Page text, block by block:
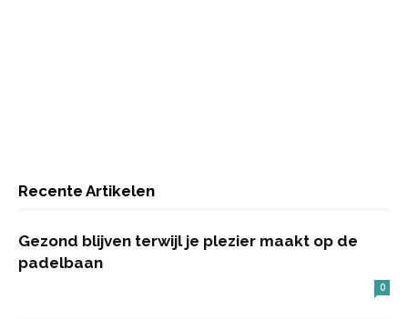
Recente Artikelen
Gezond blijven terwijl je plezier maakt op de
padelbaan
0